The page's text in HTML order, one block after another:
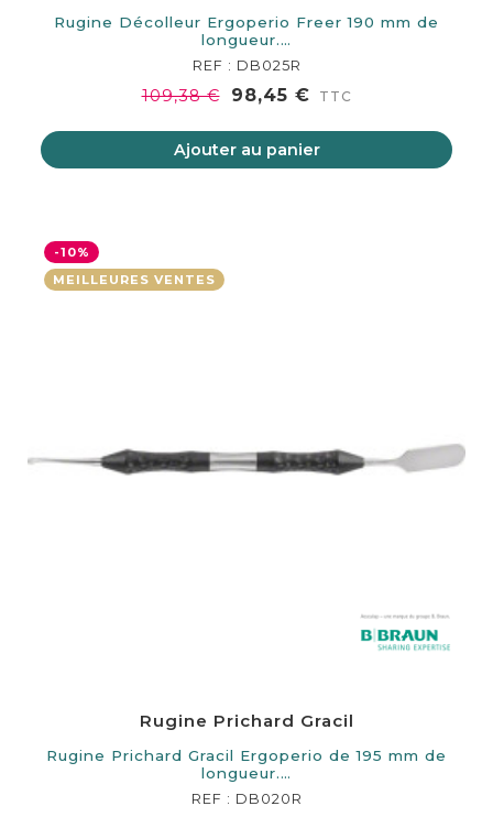
Rugine Décolleur Ergoperio Freer 190 mm de
longueur.…
REF : DB025R
109,38 € 98,45 € TTC
Ajouter au panier
-10%
MEILLEURES VENTES
Rugine Prichard Gracil
Rugine Prichard Gracil Ergoperio de 195 mm de
longueur.…
REF : DB020R